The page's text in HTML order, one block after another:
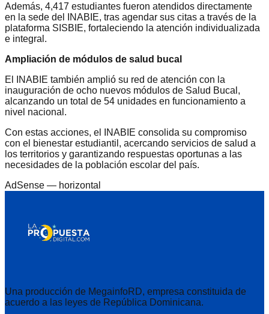
Además, 4,417 estudiantes fueron atendidos directamente
en la sede del INABIE, tras agendar sus citas a través de la
plataforma SISBIE, fortaleciendo la atención individualizada
e integral.
Ampliación de módulos de salud bucal
El INABIE también amplió su red de atención con la
inauguración de ocho nuevos módulos de Salud Bucal,
alcanzando un total de 54 unidades en funcionamiento a
nivel nacional.
Con estas acciones, el INABIE consolida su compromiso
con el bienestar estudiantil, acercando servicios de salud a
los territorios y garantizando respuestas oportunas a las
necesidades de la población escolar del país.
AdSense — horizontal
Una producción de MegainfoRD, empresa constituida de
acuerdo a las leyes de República Dominicana.